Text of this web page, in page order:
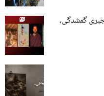
گمشدگی،